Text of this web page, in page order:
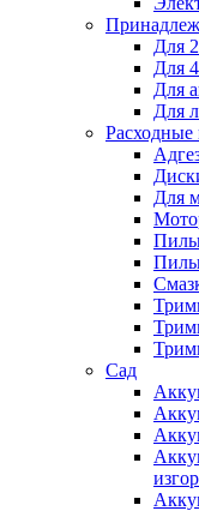
Для
Для
Для
Для
Расходные
Для
Сад